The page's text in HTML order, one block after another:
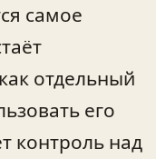
самое
отдельный
его
контроль над